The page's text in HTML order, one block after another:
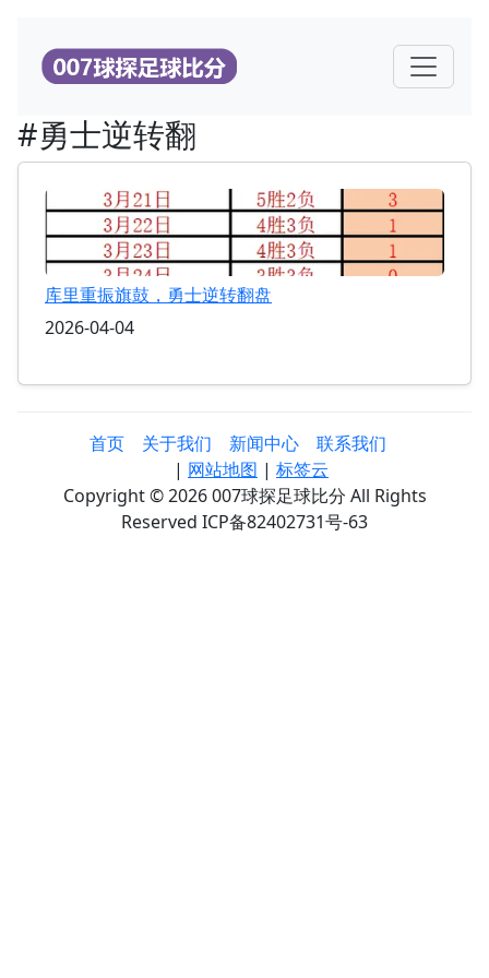
#勇士逆转翻
库里重振旗鼓，勇士逆转翻盘
2026-04-04
首页 关于我们 新闻中心
联系我们
| 网站地图 | 标签云
Copyright © 2026 007球探足球比分 All Rights
Reserved ICP备82402731号-63